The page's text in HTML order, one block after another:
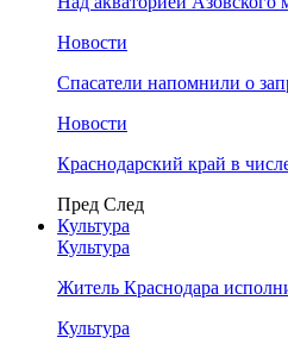
Новости
Спасатели напомнили о
Новости
Краснодарский край в
Пред След
Культура
Культура
Житель Краснодара
Культура